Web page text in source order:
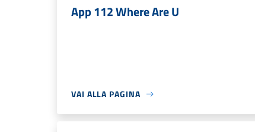
App 112 Where Are U
VAI ALLA PAGINA